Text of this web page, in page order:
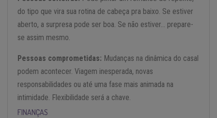
do tipo que vira sua rotina de cabeça pra baixo. Se estiver
aberto, a surpresa pode ser boa. Se não estiver… prepare-
se assim mesmo.
Pessoas comprometidas: Mudanças na dinâmica do casal
podem acontecer. Viagem inesperada, novas
responsabilidades ou até uma fase mais animada na
intimidade. Flexibilidade será a chave.
FINANÇAS